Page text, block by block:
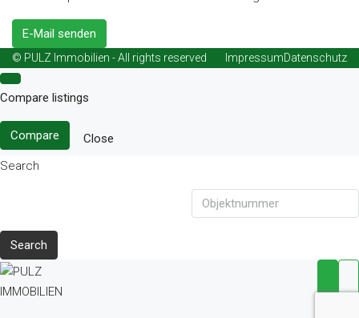
E-Mail senden
© PULZ Immobilien - All rights reserved ImpressumDatenschutz
Compare listings
Compare
Close
Search
Search